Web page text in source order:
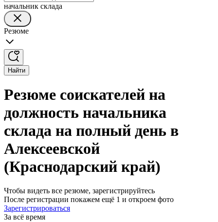
начальник склада
Резюме
Найти
Резюме соискателей на
должность начальника
склада на полный день в
Алексеевской
(Краснодарский край)
Чтобы видеть все резюме, зарегистрируйтесь
После регистрации покажем ещё 1 и откроем фото
Зарегистрироваться
За всё время